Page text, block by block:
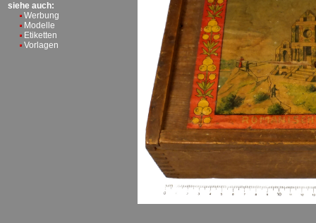
siehe auch:
Werbung
Modelle
Etiketten
Vorlagen